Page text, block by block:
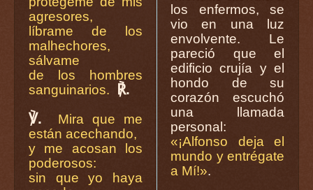
agresores,
líbrame de los
malhechores,
sálvame
de los hombres
sanguinarios.
℟.
℣.
Mira que me
están acechando,
y me acosan los
poderosos:
sin que yo haya
los enfermos, se
vio en una luz
envolvente. Le
pareció que el
edificio crujía y el
hondo de su
corazón escuchó
una llamada
personal:
«¡Alfonso deja el
mundo y entrégate
a Mí!».